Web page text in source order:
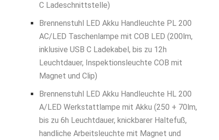
C Ladeschnittstelle)
Brennenstuhl LED Akku Handleuchte PL 200
AC/LED Taschenlampe mit COB LED (200lm,
inklusive USB C Ladekabel, bis zu 12h
Leuchtdauer, Inspektionsleuchte COB mit
Magnet und Clip)
Brennenstuhl LED Akku Handleuchte HL 200
A/LED Werkstattlampe mit Akku (250 + 70lm,
bis zu 6h Leuchtdauer, knickbarer Haltefuß,
handliche Arbeitsleuchte mit Magnet und